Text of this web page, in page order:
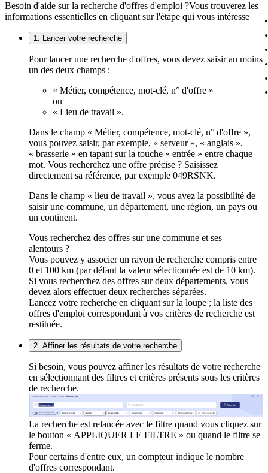
Besoin d'aide sur la recherche d'offres d'emploi ?Vous trouverez les
informations essentielles en cliquant sur l'étape qui vous intéresse
1. Lancer votre recherche
Pour lancer une recherche d'offres, vous devez saisir au moins
un des deux champs :
« Métier, compétence, mot-clé, n° d'offre »
ou
« Lieu de travail ».
Dans le champ « Métier, compétence, mot-clé, n° d'offre »,
vous pouvez saisir, par exemple, « serveur », « anglais »,
« brasserie » en tapant sur la touche « entrée » entre chaque
mot. Vous recherchez une offre précise ? Saisissez
directement sa référence, par exemple 049RSNK.
Dans le champ « lieu de travail », vous avez la possibilité de
saisir une commune, un département, une région, un pays ou
un continent.
Vous recherchez des offres sur une commune et ses
alentours ?
Vous pouvez y associer un rayon de recherche compris entre
0 et 100 km (par défaut la valeur sélectionnée est de 10 km).
Si vous recherchez des offres sur deux départements, vous
devez alors effectuer deux recherches séparées.
Lancez votre recherche en cliquant sur la loupe ; la liste des
offres d'emploi correspondant à vos critères de recherche est
restituée.
2. Affiner les résultats de votre recherche
Si besoin, vous pouvez affiner les résultats de votre recherche
en sélectionnant des filtres et critères présents sous les critères
de recherche.
La recherche est relancée avec le filtre quand vous cliquez sur
le bouton « APPLIQUER LE FILTRE » ou quand le filtre se
ferme.
Pour certains d'entre eux, un compteur indique le nombre
d'offres correspondant.